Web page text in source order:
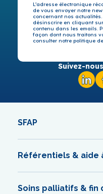
L’adresse électronique
de vous envoyer notre
concernant nos actualités.
désinscrire en cliquant
contenu dans les emails.
façon dont nous traitons
consulter notre politique
Suivez-
SFAP
Référentiels & aide
Soins palliatifs & fin